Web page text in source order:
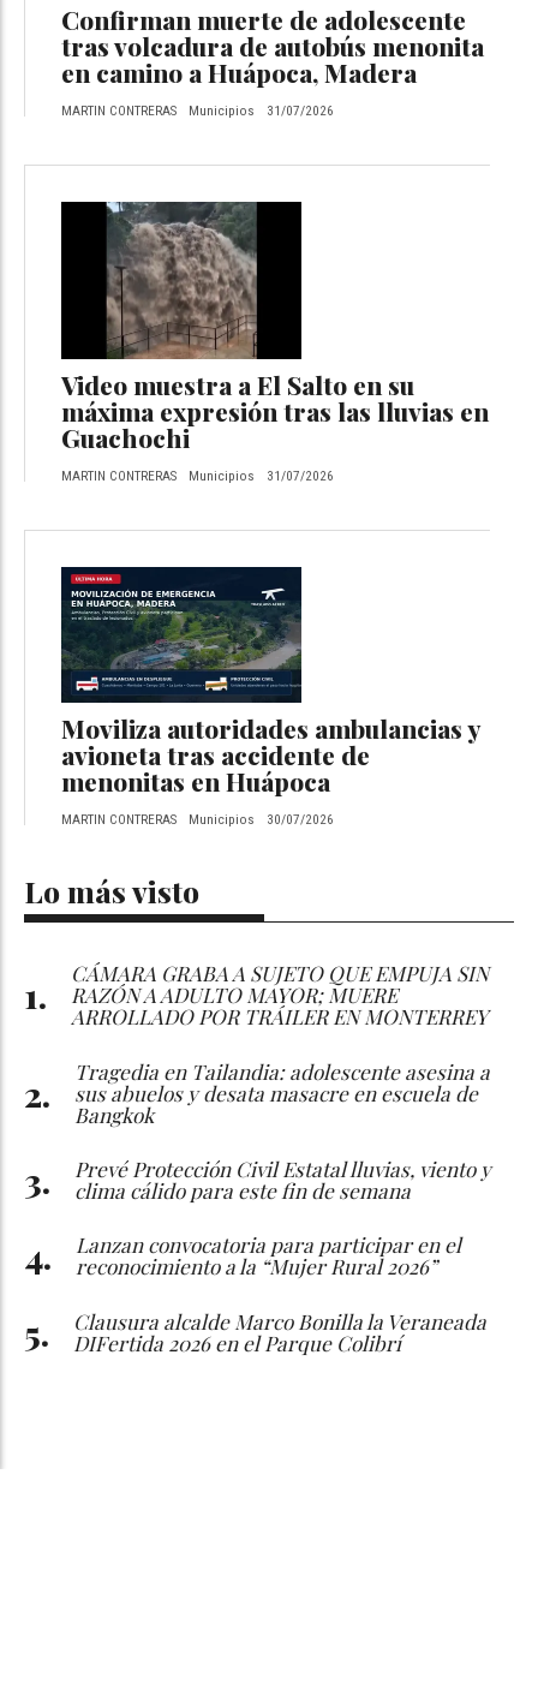
Confirman muerte de adolescente
tras volcadura de autobús menonita
en camino a Huápoca, Madera
MARTIN CONTRERAS Municipios 31/07/2026
Video muestra a El Salto en su
máxima expresión tras las lluvias en
Guachochi
MARTIN CONTRERAS Municipios 31/07/2026
Moviliza autoridades ambulancias y
avioneta tras accidente de
menonitas en Huápoca
MARTIN CONTRERAS Municipios 30/07/2026
Lo más visto
CÁMARA GRABA A SUJETO QUE EMPUJA SIN
RAZÓN A ADULTO MAYOR; MUERE
ARROLLADO POR TRÁILER EN MONTERREY
Tragedia en Tailandia: adolescente asesina a
sus abuelos y desata masacre en escuela de
Bangkok
Prevé Protección Civil Estatal lluvias, viento y
clima cálido para este fin de semana
Lanzan convocatoria para participar en el
reconocimiento a la “Mujer Rural 2026”
Clausura alcalde Marco Bonilla la Veraneada
DIFertida 2026 en el Parque Colibrí